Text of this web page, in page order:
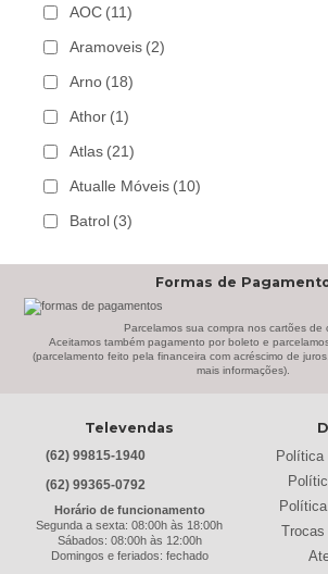
AOC (11)
Aramoveis (2)
Arno (18)
Athor (1)
Atlas (21)
Atualle Móveis (10)
Batrol (3)
Bem Estar Clima (2)
Bem Estar Estofados (3)
Bertolini (2)
Best (9)
Braslar (6)
Formas de
Parcelamos sua compra nos cartões de
Aceitamos também pagamento por boleto e
(parcelamento feito pela financeira com acréscimo de
mais informações).
Televendas
(62) 99815-1940
(62) 99365-0792
Horário de funcionamento
Segunda a sexta: 08:00h às 18:00h
Sábados: 08:00h às 12:00h
Domingos e feriados: fechado
Política
Trocas